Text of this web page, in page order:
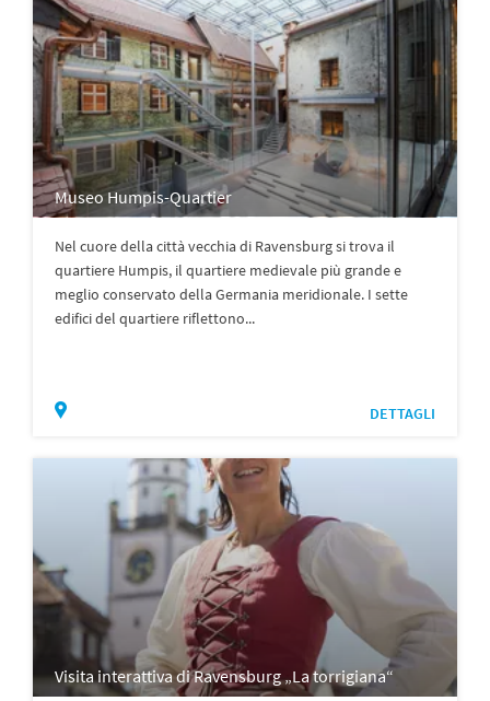
Museo Humpis-Quartier
Nel cuore della città vecchia di Ravensburg si trova il
quartiere Humpis, il quartiere medievale più grande e
meglio conservato della Germania meridionale. I sette
edifici del quartiere riflettono...
DETTAGLI
Visita interattiva di Ravensburg „La torrigiana“